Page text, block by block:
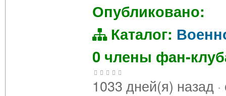
Опубликовано:
Каталог:
0 члены фан-
1033 дней(я) назад ·